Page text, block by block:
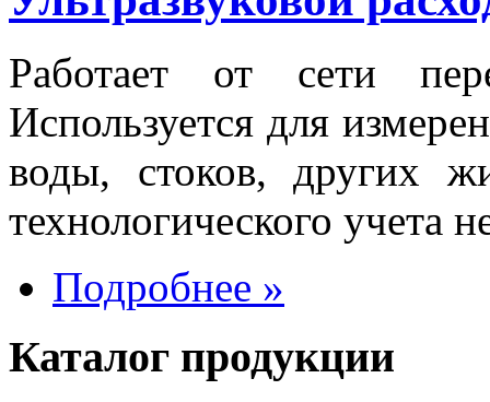
Работает от сети
Используется для
воды, стоков, других
технологического учета
Подробнее »
Каталог продукции